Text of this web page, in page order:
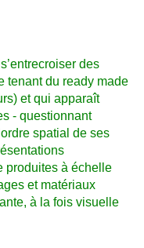
des
tenant du ready made
et qui apparaît
- questionnant
spatial de ses
produites à échelle
et matériaux
à la fois visuelle